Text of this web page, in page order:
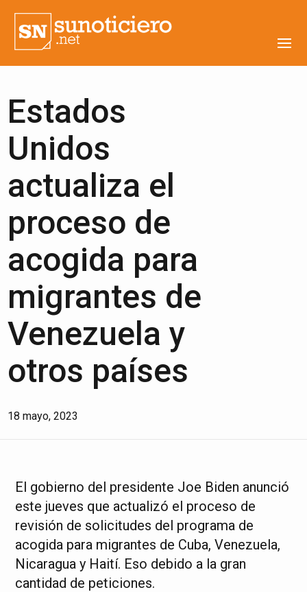
Estados
Unidos
actualiza el
proceso de
acogida para
migrantes de
Venezuela y
otros países
18 mayo, 2023
El gobierno del presidente Joe Biden anunció
este jueves que actualizó el proceso de
revisión de solicitudes del programa de
acogida para migrantes de Cuba, Venezuela,
Nicaragua y Haití. Eso debido a la gran
cantidad de peticiones.